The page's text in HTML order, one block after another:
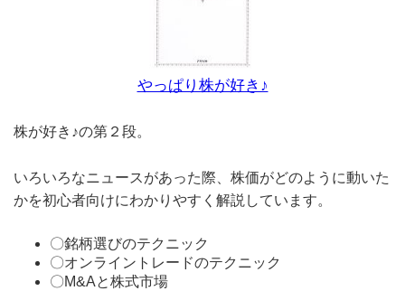
やっぱり株が好き♪
株が好き♪の第２段。
いろいろなニュースがあった際、株価がどのように動いた
かを初心者向けにわかりやすく解説しています。
〇銘柄選びのテクニック
〇オンライントレードのテクニック
〇M&Aと株式市場